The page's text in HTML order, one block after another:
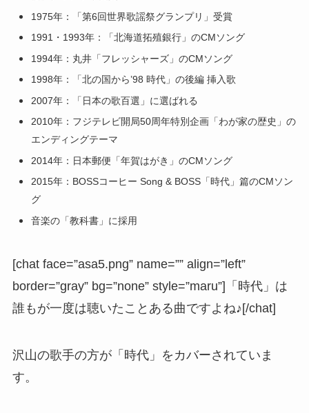
1975年：「第6回世界歌謡祭グランプリ」受賞
1991・1993年：「北海道拓殖銀行」のCMソング
1994年：丸井「フレッシャーズ」のCMソング
1998年：「北の国から’98 時代」の後編 挿入歌
2007年：「日本の歌百選」に選ばれる
2010年：フジテレビ開局50周年特別企画「わが家の歴史」の
エンディングテーマ
2014年：日本郵便「年賀はがき」のCMソング
2015年：BOSSコーヒー Song & BOSS「時代」篇のCMソン
グ
音楽の「教科書」に採用
[chat face=”asa5.png” name=”” align=”left”
border=”gray” bg=”none” style=”maru”]「時代」は
誰もが一度は聴いたことある曲ですよね♪[/chat]
沢山の歌手の方が「時代」をカバーされていま
す。